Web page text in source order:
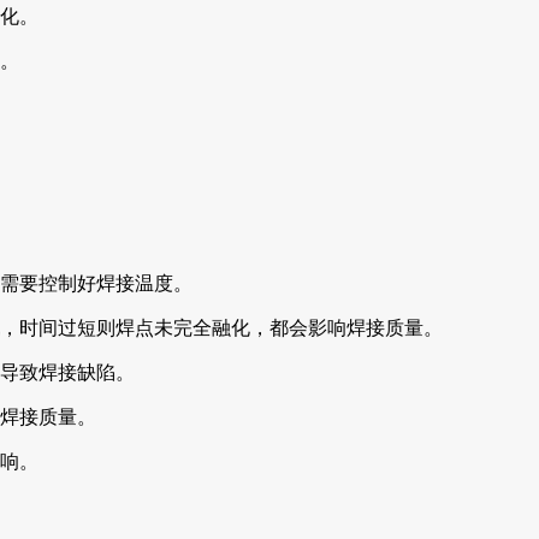
。
要控制好焊接温度。
时间过短则焊点未完全融化，都会影响焊接质量。
致焊接缺陷。
接质量。
。